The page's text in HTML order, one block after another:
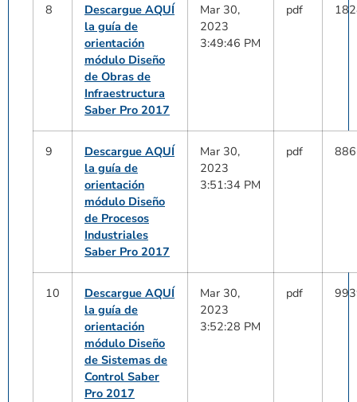
8
Descargue AQUÍ
la guía de
orientación
módulo Diseño
de Obras de
Infraestructura
Saber Pro 2017
Mar 30,
2023
3:49:46 PM
pdf
9
Descargue AQUÍ
la guía de
orientación
módulo Diseño
de Procesos
Industriales
Saber Pro 2017
Mar 30,
2023
3:51:34 PM
pdf
10
Descargue AQUÍ
la guía de
orientación
módulo Diseño
de Sistemas de
Control Saber
Pro 2017
Mar 30,
2023
3:52:28 PM
pdf